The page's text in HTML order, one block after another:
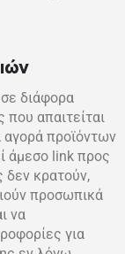
διάφορα
απαιτείται
αγορά προϊόντων
άμεσο link προς
δεν κρατούν,
προσωπικά
να
για